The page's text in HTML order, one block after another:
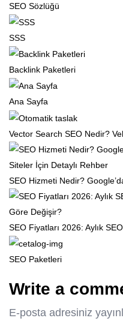
SEO Sözlüğü
SSS
Backlink Paketleri
Ana Sayfa
Vector Search SEO Nedir?
SEO Hizmeti Nedir?
SEO Fiyatları 2026: Aylık
SEO Paketleri
Write a
E-posta adresiniz